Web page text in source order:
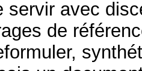
servir avec
de